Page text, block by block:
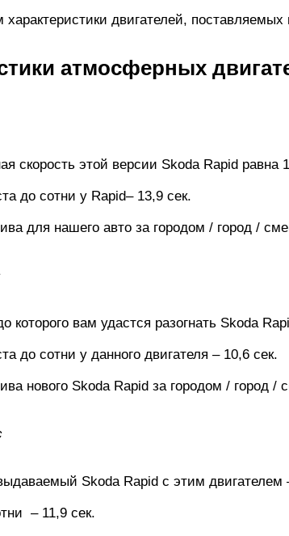
характеристики двигателей,
атмосферных
скорость этой версии Skoda Rapid равна
до сотни у Rapid– 13,9 сек.
для нашего авто за городом / город /
которого вам удастся разогнать Skoda
до сотни у данного двигателя – 10,6 сек.
нового Skoda Rapid за городом / город
Skoda Rapid с этим двигателем
– 11,9 сек.